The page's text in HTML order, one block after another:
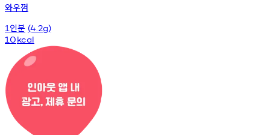
와우껌
1 인분 (4.2g)
10kcal